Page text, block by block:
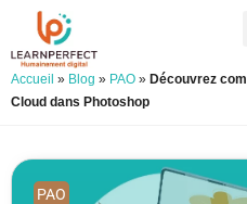
Accueil » Blog » PAO » Découvrez
Cloud dans Photoshop
PAO